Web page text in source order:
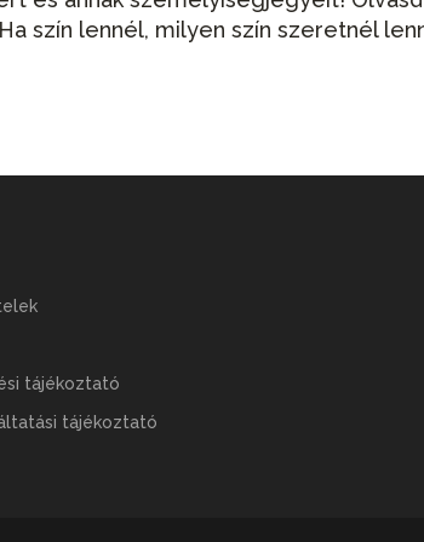
szín lennél, milyen szín szeretnél
tájékoztató
tájékoztató